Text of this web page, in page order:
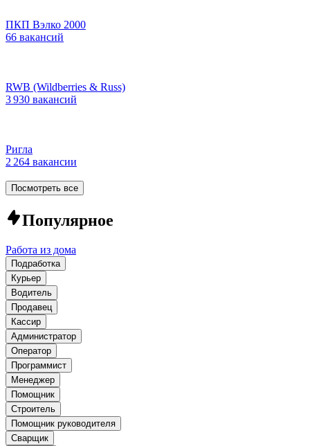
ПКП Вэлко 2000
66 вакансий
RWB (Wildberries & Russ)
3 930 вакансий
Ригла
2 264 вакансии
Посмотреть все
Популярное
Работа из дома
Подработка
Курьер
Водитель
Продавец
Кассир
Администратор
Оператор
Программист
Менеджер
Помощник
Строитель
Помощник руководителя
Сварщик